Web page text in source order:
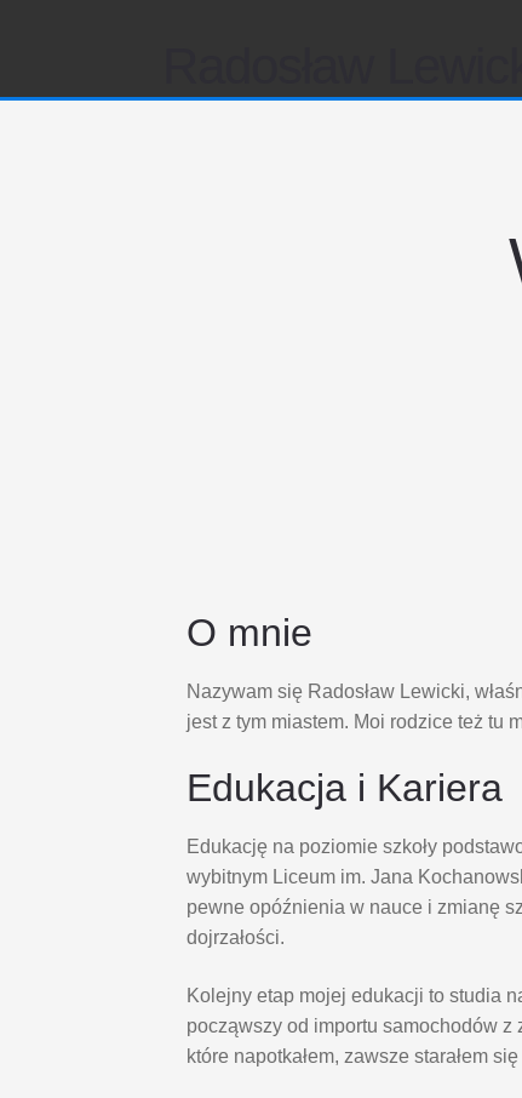
O mnie
Nazywam się Radosław Lewicki,
jest z tym miastem. Moi rodzice też tu
Edukacja i Kariera
Edukację na poziomie szkoły
wybitnym Liceum im. Jana
pewne opóźnienia w nauce i zmianę
dojrzałości.
Kolejny etap mojej edukacji to studia
począwszy od importu samochodów
które napotkałem, zawsze starałem